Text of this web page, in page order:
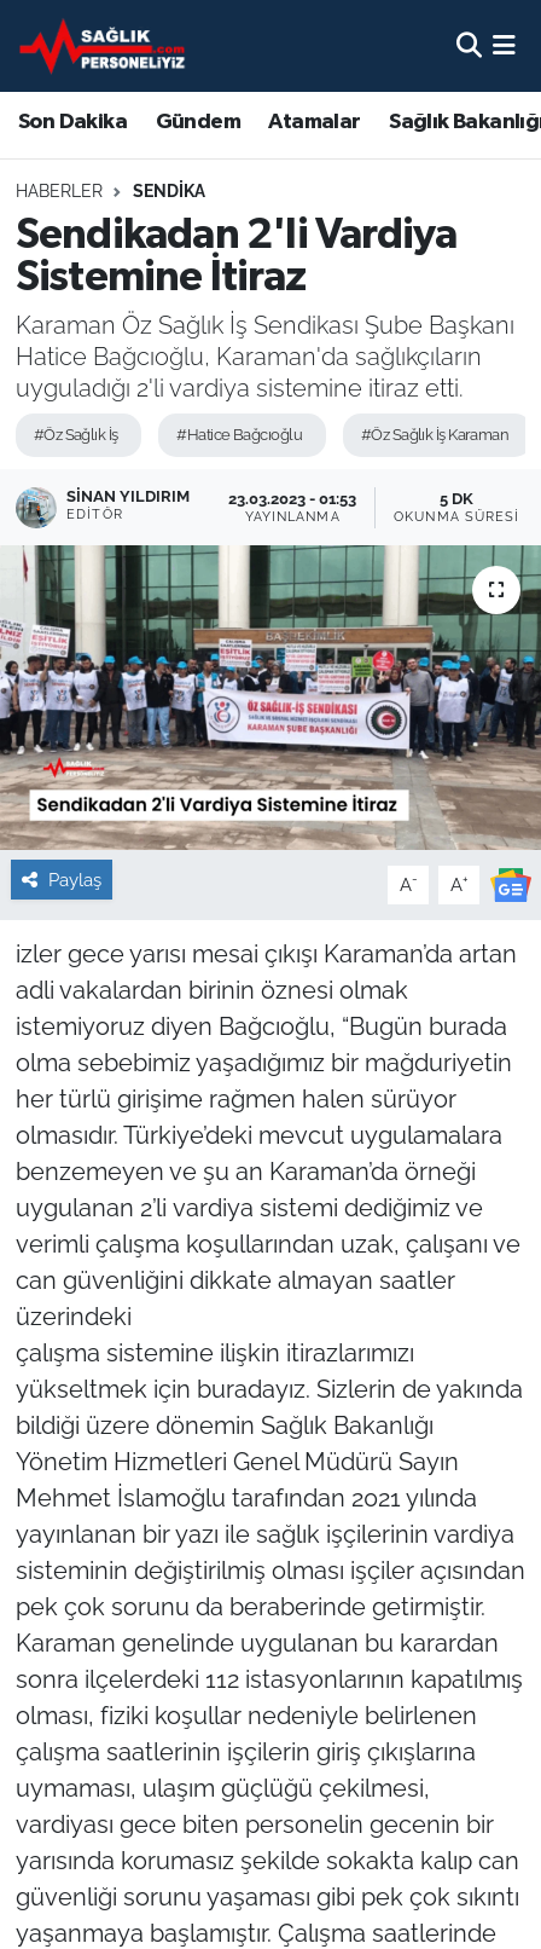
Son Dakika Gündem Atamalar Sağlık
HABERLER SENDIKA
Sendikadan 2'li Vardiya
Sistemine İtiraz
Karaman Öz Sağlık İş Sendikası Şube Başkanı
Hatice Bağcıoğlu, Karaman'da sağlıkçıların
uyguladığı 2'li vardiya sistemine itiraz etti.
#Öz Sağlık İş #Hatice Bağcıoğlu #Öz Sağlık İş Karaman
SINAN YILDIRIM
EDITÖR
23.03.2023 - 01:53
YAYINLANMA
5 DK
OKUNMA SÜRESI
Paylaş A- A+
izler gece yarısı mesai çıkışı Karaman’da artan
adli vakalardan birinin öznesi olmak
istemiyoruz diyen Bağcıoğlu, “Bugün burada
olma sebebimiz yaşadığımız bir mağduriyetin
her türlü girişime rağmen halen sürüyor
olmasıdır. Türkiye’deki mevcut uygulamalara
benzemeyen ve şu an Karaman’da örneği
uygulanan 2’li vardiya sistemi dediğimiz ve
verimli çalışma koşullarından uzak, çalışanı ve
can güvenliğini dikkate almayan saatler
üzerindeki
çalışma sistemine ilişkin itirazlarımızı
yükseltmek için buradayız. Sizlerin de yakında
bildiği üzere dönemin Sağlık Bakanlığı
Yönetim Hizmetleri Genel Müdürü Sayın
Mehmet İslamoğlu tarafından 2021 yılında
yayınlanan bir yazı ile sağlık işçilerinin vardiya
sisteminin değiştirilmiş olması işçiler açısından
pek çok sorunu da beraberinde getirmiştir.
Karaman genelinde uygulanan bu karardan
sonra ilçelerdeki 112 istasyonlarının kapatılmış
olması, fiziki koşullar nedeniyle belirlenen
çalışma saatlerinin işçilerin giriş çıkışlarına
uymaması, ulaşım güçlüğü çekilmesi,
vardiyası gece biten personelin gecenin bir
yarısında korumasız şekilde sokakta kalıp can
güvenliği sorunu yaşaması gibi pek çok sıkıntı
yaşanmaya başlamıştır. Çalışma saatlerinde
Son Dakika
Gündem
Atamalar
Sağlık Bakanlığı
Mevzuat
Sendika
Eğitim
Sağlık
Güncel
Kamu Alımları
Nöbetçi Eczaneler
Hava Durumu
Namaz Vakitleri
Trafik Durumu
Süper Lig Puan Durumu ve Fikstür
Tüm Manşetler
Haber Arşivi